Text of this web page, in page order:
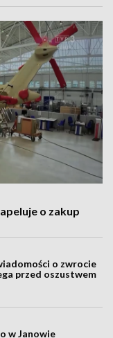
o zakup
o zwrocie
przed oszustwem
w Janowie